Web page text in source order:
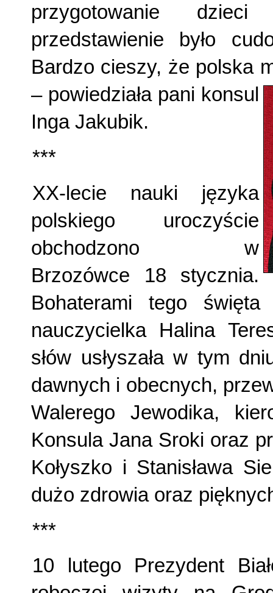
przygotowanie
przedstawienie było
Bardzo cieszy, że polska
– powiedziała pani konsul
Inga Jakubik.
***
XX-lecie nauki języka
polskiego uroczyście
obchodzono w
Brzozówce 18 stycznia.
Bohaterami tego
nauczycielka Halina
słów usłyszała w tym
dawnych i obecnych,
Walerego Jewodika,
Konsula Jana Sroki oraz
Kołyszko i Stanisława
dużo zdrowia oraz
***
10 lutego Prezydent